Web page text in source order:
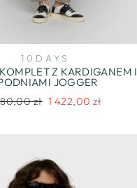
10DAYS
Z KARDIGANEM I
JOGGER
zł Cena
1 422,00 zł